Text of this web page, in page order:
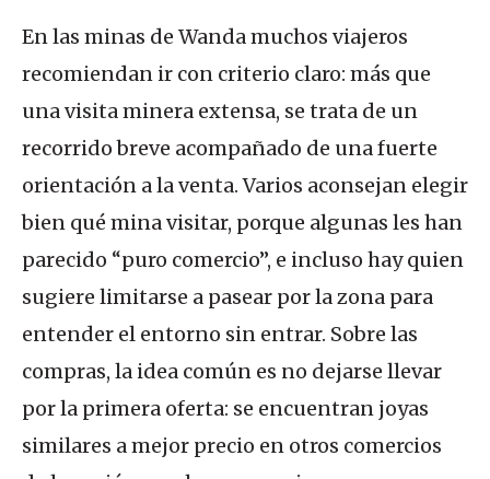
En las minas de Wanda muchos viajeros
recomiendan ir con criterio claro: más que
una visita minera extensa, se trata de un
recorrido breve acompañado de una fuerte
orientación a la venta. Varios aconsejan elegir
bien qué mina visitar, porque algunas les han
parecido “puro comercio”, e incluso hay quien
sugiere limitarse a pasear por la zona para
entender el entorno sin entrar. Sobre las
compras, la idea común es no dejarse llevar
por la primera oferta: se encuentran joyas
similares a mejor precio en otros comercios